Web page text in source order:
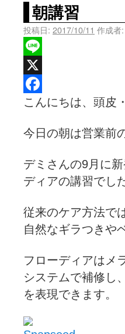
朝講習
投稿日: 2017/10/11 作成者:
Line
X
Facebook
こんにちは、頭皮
今日の朝は営業前
デミさんの9月に
ディアの講習でした
従来のケア方法で
自然なギラつきや
フローディアはメ
システムで補修し
を表現できます。